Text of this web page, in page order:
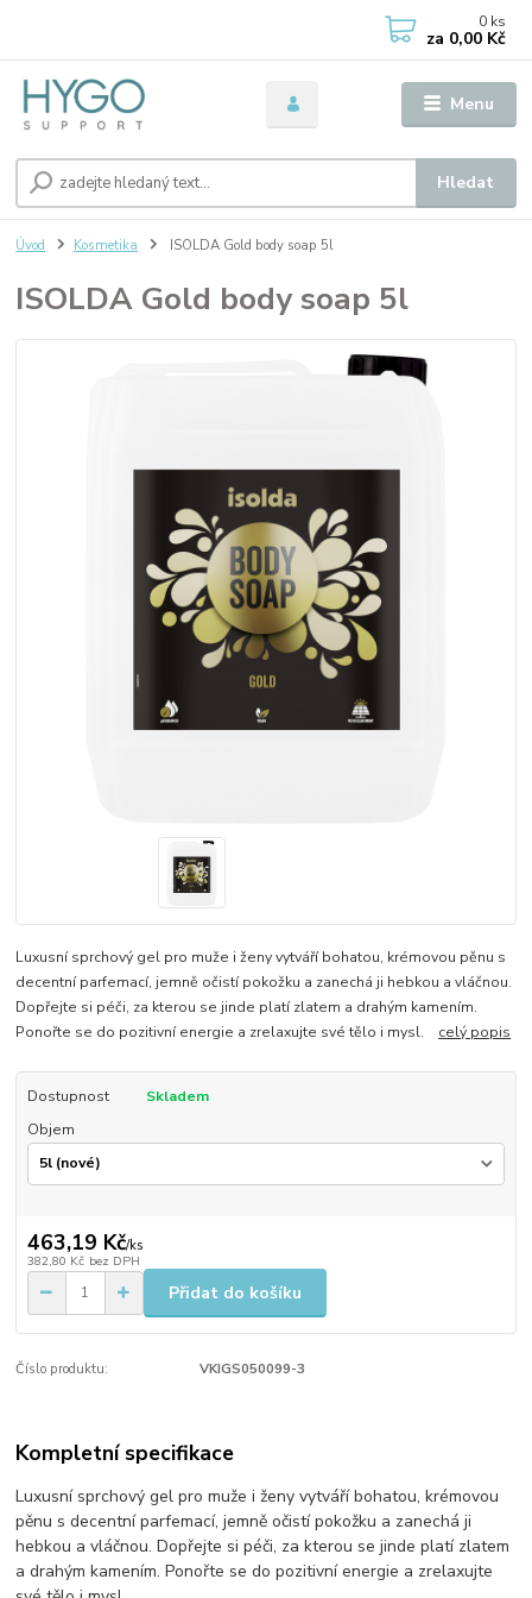
Menu
Hledat
0 ks
za 0,00 Kč
Úvod Kosmetika ISOLDA Gold body soap 5l
ISOLDA Gold body soap 5l
Luxusní sprchový gel pro muže i ženy vytváří bohatou, krémovou pěnu s
decentní parfemací, jemně očistí pokožku a zanechá ji hebkou a vláčnou.
Dopřejte si péči, za kterou se jinde platí zlatem a drahým kamením.
Ponořte se do pozitivní energie a zrelaxujte své tělo i mysl.​ celý popis
Dostupnost
Skladem
Objem
463,19 Kč/ks
382,80 Kč bez DPH
Přidat do košíku
Číslo produktu: VKIGS050099-3
Kompletní specifikace
Luxusní sprchový gel pro muže i ženy vytváří bohatou, krémovou
pěnu s decentní parfemací, jemně očistí pokožku a zanechá ji
hebkou a vláčnou. Dopřejte si péči, za kterou se jinde platí zlatem
a drahým kamením. Ponořte se do pozitivní energie a zrelaxujte